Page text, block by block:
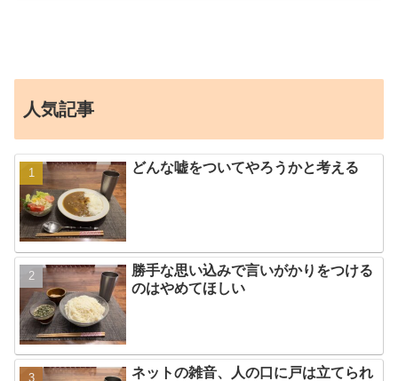
人気記事
どんな嘘をついてやろうかと考える
勝手な思い込みで言いがかりをつける
のはやめてほしい
ネットの雑音、人の口に戸は立てられ